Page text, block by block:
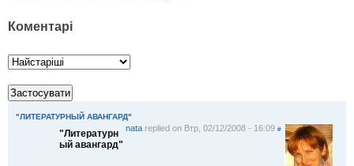
Коментарі
"ЛИТЕРАТУРНЫЙ АВАНГАРД"
natareplied on Втр, 02/12/2008 - 16:09 #
"Литературн
ый авангард"